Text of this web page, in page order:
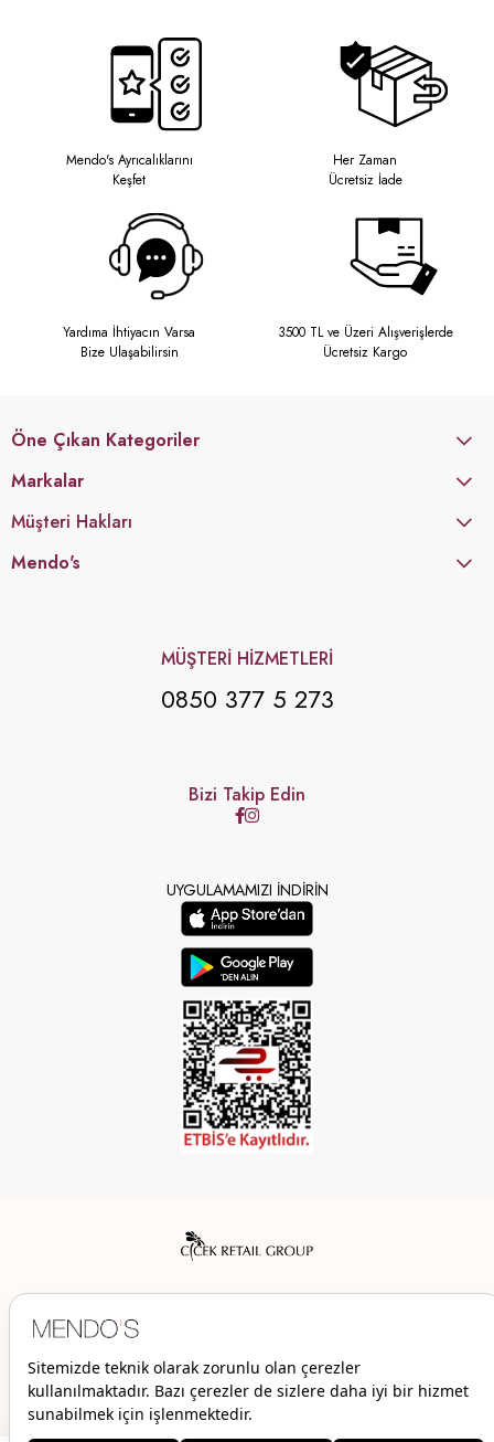
Mendo's Ayrıcalıklarını
Keşfet
Her Zaman
Ücretsiz İade
Yardıma İhtiyacın Varsa
Bize Ulaşabilirsin
3500 TL ve Üzeri Alışverişlerde
Ücretsiz Kargo
Öne Çıkan Kategoriler
Markalar
Müşteri Hakları
Mendo's
MÜŞTERİ HİZMETLERİ
0850 377 5 273
Bizi Takip Edin
UYGULAMAMIZI İNDİRİN
© 2026 Mendo’s | Her hakkı saklıdır.